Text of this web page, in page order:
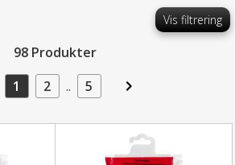
Vis filtrering
98 Produkter
1
2 .. 5